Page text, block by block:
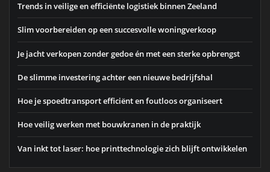
Trends in veilige en efficiënte logistiek binnen Zeeland
Slim voorbereiden op een succesvolle woningverkoop
Je jacht verkopen zonder gedoe én met een sterke opbrengst
De slimme investering achter een nieuwe bedrijfshal
Hoe je spoedtransport efficiënt en foutloos organiseert
Hoe veilig werken met bouwkranen in de praktijk
Van inkt tot laser: hoe printtechnologie zich blijft ontwikkelen